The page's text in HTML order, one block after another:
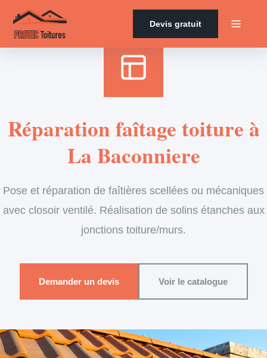
Devis gratuit
Réparation faîtage toiture à
La Baconniere
Pose et réparation de faîtières scellées ou mécaniques
avec closoir ventilé. Réalisation de solins étanches aux
jonctions toiture/murs.
Demander un devis Voir le catalogue